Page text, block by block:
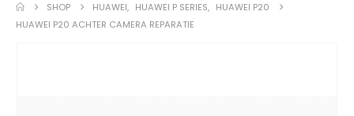
SHOP HUAWEI, HUAWEI P SERIES, HUAWEI P20
HUAWEI P20 ACHTER CAMERA REPARATIE